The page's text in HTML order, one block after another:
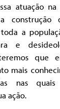
atuação
construção
a
e
que
mais
nas
ação.